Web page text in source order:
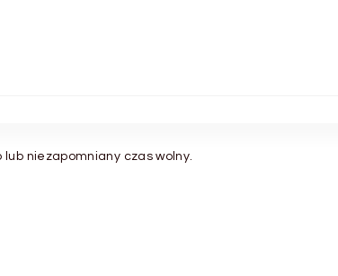
lub niezapomniany czas wolny.